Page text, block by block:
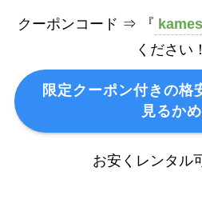
クーポンコード ⇒ 『
ください
限定クーポン付きの格
見るかめ
お安くレンタル